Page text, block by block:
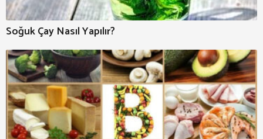
Soğuk Çay Nasıl Yapılır?